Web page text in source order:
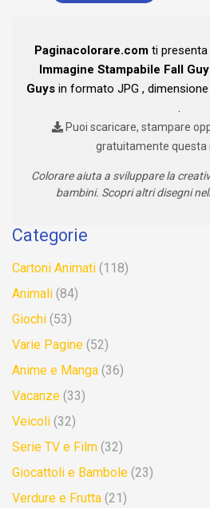
Paginacolorare.com ti
Immagine Stampabile Fall
Guys in formato JPG ,
.
Puoi scaricare, stampare
gratuitamente questa
Colorare aiuta a sviluppare la
bambini. Scopri altri disegni
Categorie
Cartoni Animati (118)
Animali (84)
Giochi (53)
Varie Pagine (52)
Anime e Manga (36)
Vacanze (33)
Veicoli (32)
Serie TV e Film (32)
Giocattoli e Bambole (23)
Verdure e Frutta (21)